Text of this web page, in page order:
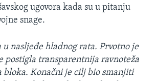
ugovora kada su u pitanju
snage.
u nasljeđe hladnog rata. Prvotno je
postigla transparentnija ravnoteža
bloka. Konačni je cilj bio smanjiti